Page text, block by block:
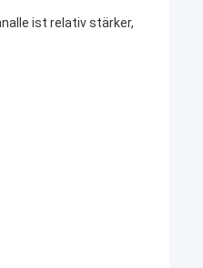
ist relativ stärker,